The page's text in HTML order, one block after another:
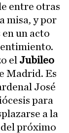
entre otras
misa, y por
un acto
el Jubileo
Madrid. Es
José
para
a la
próximo